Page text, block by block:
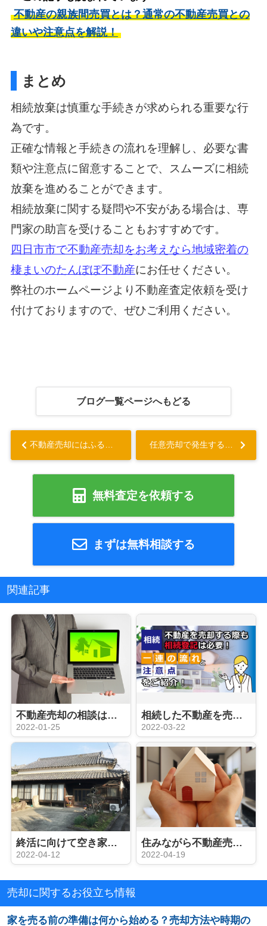
不動産の親族間売買とは？通常の不動産売買との
違いや注意点を解説！
まとめ
相続放棄は慎重な手続きが求められる重要な行
為です。
正確な情報と手続きの流れを理解し、必要な書
類や注意点に留意することで、スムーズに相続
放棄を進めることができます。
相続放棄に関する疑問や不安がある場合は、専
門家の助言を受けることもおすすめです。
四日市市で不動産売却をお考えなら地域密着の
棲まいのたんぽぽ不動産にお任せください。
弊社のホームページより不動産査定依頼を受け
付けておりますので、ぜひご利用ください。
ブログ一覧ページへもどる
不動産売却にはふるさと納税がおすすめ？譲渡所得税の計算方法も解説... 任意売却で発生するハンコ代とは？相場についても解説...
無料査定を依頼する
まずは無料相談する
関連記事
不動産売却の相談はどこにする？相続などの内容別にご紹介
2022-01-25
相続した不動産を売却する際も相続登記は必要！一連の流れと注意点をご紹介
2022-03-22
終活に向けて空き家を相続する？空き家を放置した場合のデメリットもご紹介
2022-04-12
住みながら不動産売却できる？メリット・デメリットや注意点を一挙解説
2022-04-19
売却に関するお役立ち情報
家を売る前の準備は何から始める？売却方法や時期の